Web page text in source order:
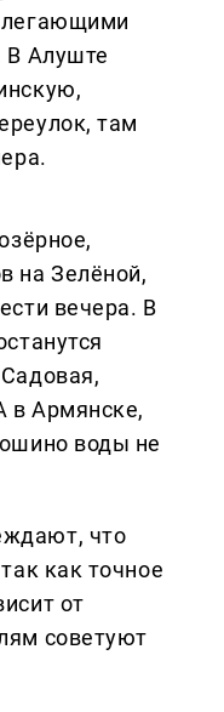
В Алуште
там
на Зелёной,
вечера. В
в Армянске,
воды не
что
как точное
от
советуют